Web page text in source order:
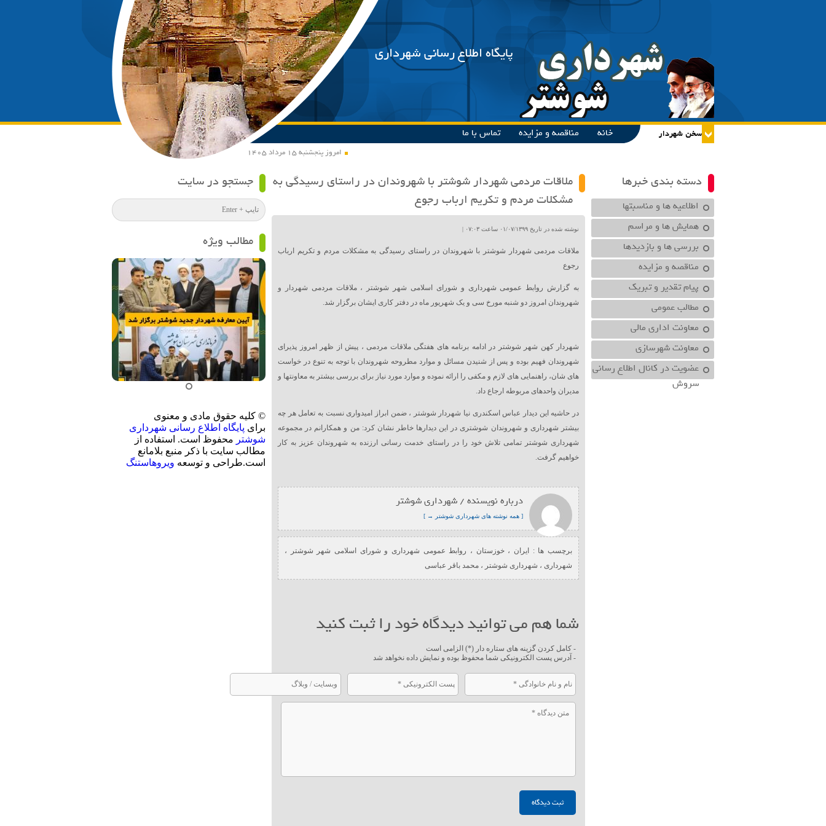
پایگاه اطلاع رسانی شهرداری
امروز پنجشنبه ۱۵ مرداد ۱۴۰۵
خانه مناقصه و مزایده تماس با ما
دسته بندی خبرها
اطلاعیه ها و مناسبتها
همایش ها و مراسم
بررسی ها و بازدیدها
مناقصه و مزایده
پیام تقدیر و تبریک
مطالب عمومی
معاونت اداري مالي
معاونت شهرسازي
عضویت در کانال اطلاع رسانی
سروش
ملاقات مردمی شهردار شوشتر با شهروندان در راستای رسیدگی به
مشکلات مردم و تکریم ارباب رجوع
نوشته شده در تاریخ ۰۱/۰۷/۱۳۹۹ ساعت ۰۷:۰۳ |
ملاقات مردمی شهردار شوشتر با شهروندان در راستای رسیدگی به مشکلات مردم و تکریم ارباب
رجوع
به گزارش روابط عمومی شهرداری و شورای اسلامی شهر شوشتر ، ملاقات مردمی شهردار و
شهروندان امروز دو شنبه مورخ سی و یک شهریور ماه در دفتر کاری ایشان برگزار شد.
شهردار کهن شهر شوشتر در ادامه برنامه های هفتگی ملاقات مردمی ، پیش از ظهر امروز پذیرای
شهروندان فهیم بوده و پس از شنیدن مسائل و موارد مطروحه شهروندان با توجه به تنوع در خواست
های شان، راهنمایی های لازم و مکفی را ارائه نموده و موارد مورد نیاز برای بررسی بیشتر به معاونتها و
مدیران واحدهای مربوطه ارجاع داد.
در حاشیه این دیدار عباس اسکندری نیا شهردار شوشتر ، ضمن ابراز امیدواری نسبت به تعامل هر چه
بیشتر شهرداری و شهروندان شوشتری در این دیدارها خاطر نشان کرد: من و همکارانم در مجموعه
شهرداری شوشتر تمامی تلاش خود را در راستای خدمت رسانی ارزنده به شهروندان عزیز به کار
خواهیم گرفت.
درباره نویسنده / شهرداری شوشتر
[ همه نوشته های شهرداری شوشتر → ]
برچسب ها : ایران ،خوزستان ، روابط عمومی شهرداری و شورای اسلامی شهر شوشتر
،
شهرداری ، شهرداری شوشتر ، محمد باقر عباسی
شما هم می توانید دیدگاه خود را ثبت کنید
- کامل کردن گزینه های ستاره دار (*) الزامی است
- آدرس پست الکترونیکی شما محفوظ بوده و نمایش داده نخواهد شد
جستجو در سایت
مطالب ویژه
© کلیه حقوق مادی و معنوی
برای پایگاه اطلاع رسانی شهرداری
شوشتر محفوظ است. استفاده از
مطالب سایت با ذکر منبع بلامانع
است.طراحی و توسعه ویروهاستنگ